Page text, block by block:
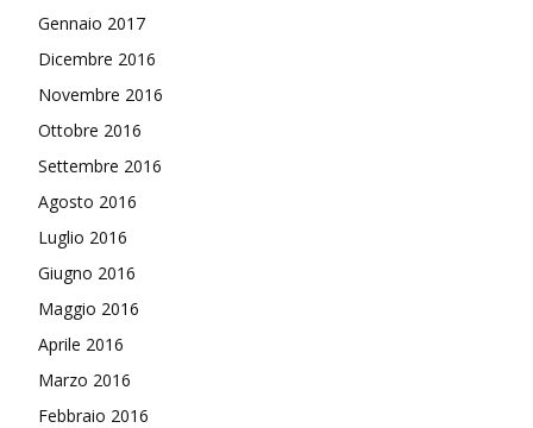
Gennaio 2017
Dicembre 2016
Novembre 2016
Ottobre 2016
Settembre 2016
Agosto 2016
Luglio 2016
Giugno 2016
Maggio 2016
Aprile 2016
Marzo 2016
Febbraio 2016